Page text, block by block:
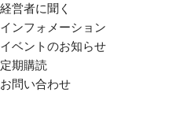
経営者に聞く
インフォメーション
イベントのお知らせ
定期購読
お問い合わせ